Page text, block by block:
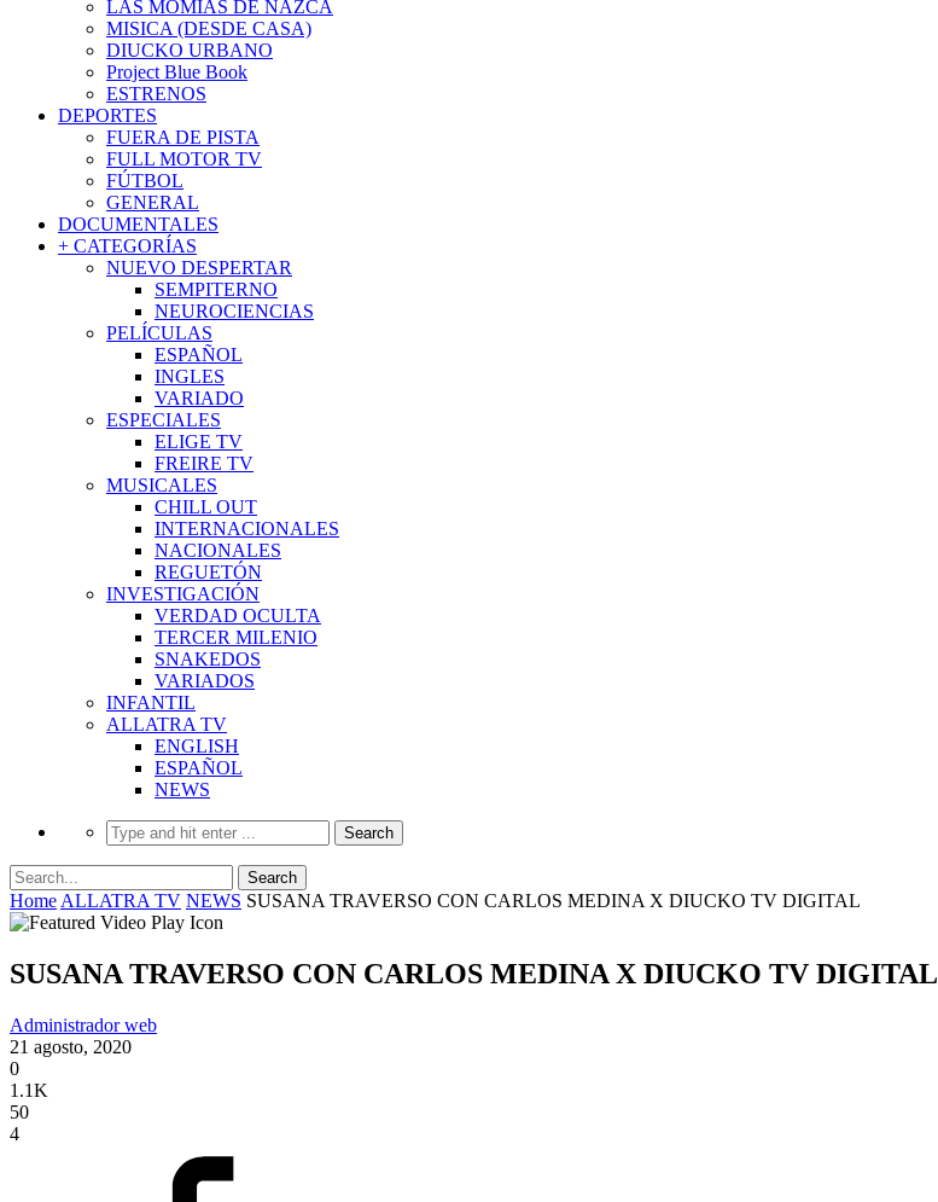
LAS MOMIAS DE NAZCA
MISICA (DESDE CASA)
DIUCKO URBANO
Project Blue Book
ESTRENOS
DEPORTES
FUERA DE PISTA
FULL MOTOR TV
FÚTBOL
GENERAL
DOCUMENTALES
+ CATEGORÍAS
NUEVO DESPERTAR
SEMPITERNO
NEUROCIENCIAS
PELÍCULAS
ESPAÑOL
INGLES
VARIADO
ESPECIALES
ELIGE TV
FREIRE TV
MUSICALES
CHILL OUT
INTERNACIONALES
NACIONALES
REGUETÓN
INVESTIGACIÓN
VERDAD OCULTA
TERCER MILENIO
SNAKEDOS
VARIADOS
INFANTIL
ALLATRA TV
ENGLISH
ESPAÑOL
NEWS
Home ALLATRA TV NEWS SUSANA TRAVERSO CON CARLOS MEDINA X DIUCKO TV DIGITAL
SUSANA TRAVERSO CON CARLOS MEDINA X DIUCKO TV DIGITAL
Administrador web
21 agosto, 2020
0
1.1K
50
4